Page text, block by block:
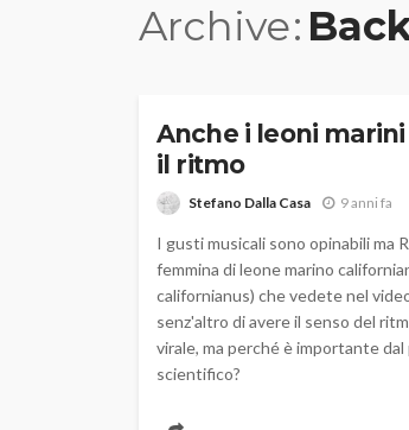
Archive
Anche i leoni
il ritmo
Stefano Dalla Casa 9 anni fa
I gusti musicali sono opinabili ma
femmina di leone marino
californianus) che vedete nel
senz'altro di avere il senso del
virale, ma perché è importante
scientifico?